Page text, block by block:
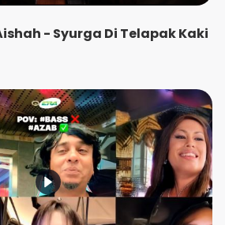
- Syurga Di Telapak Kaki